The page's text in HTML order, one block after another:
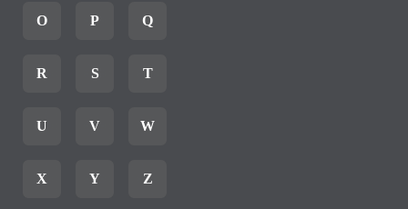
O P Q
R S T
U V W
X Y Z